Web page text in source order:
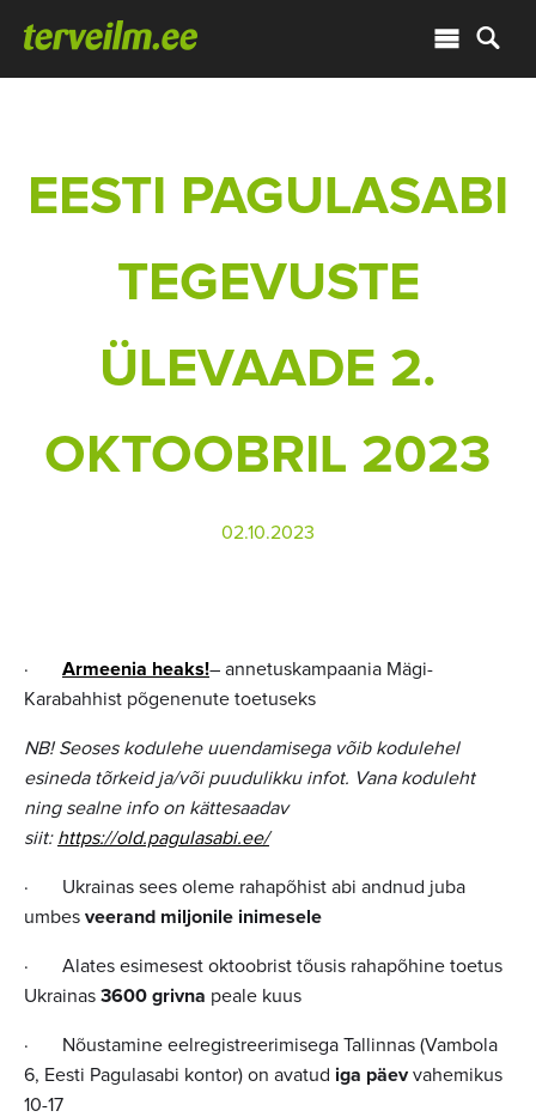
EESTI PAGULASABI
TEGEVUSTE
ÜLEVAADE 2.
OKTOOBRIL 2023
02.10.2023
· Armeenia heaks!– annetuskampaania Mägi-
Karabahhist põgenenute toetuseks
NB! Seoses kodulehe uuendamisega võib kodulehel
esineda tõrkeid ja/või puudulikku infot. Vana koduleht
ning sealne info on kättesaadav
siit: https://old.pagulasabi.ee/
· Ukrainas sees oleme rahapõhist abi andnud juba
umbes veerand miljonile inimesele
· Alates esimesest oktoobrist tõusis rahapõhine toetus
Ukrainas 3600 grivna peale kuus
· Nõustamine eelregistreerimisega Tallinnas (Vambola
6, Eesti Pagulasabi kontor) on avatud iga päevvahemikus
10-17